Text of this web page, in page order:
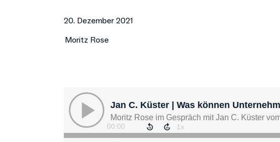
20. Dezember 2021
Moritz Rose